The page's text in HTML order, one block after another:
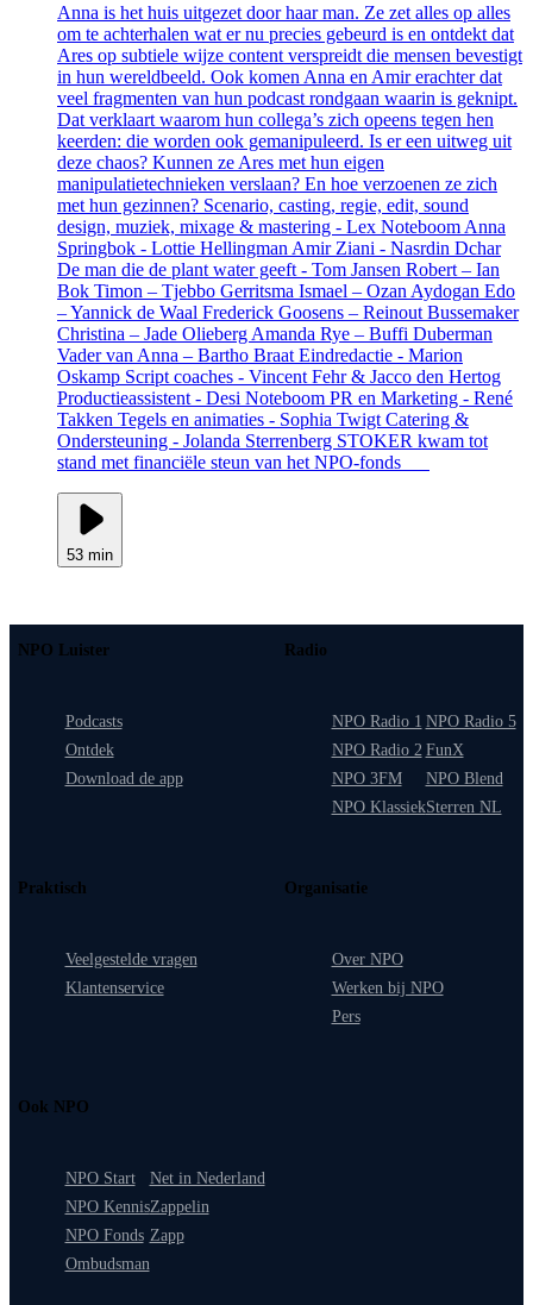
Anna is het huis uitgezet door haar man. Ze zet alles op alles
om te achterhalen wat er nu precies gebeurd is en ontdekt dat
Ares op subtiele wijze content verspreidt die mensen bevestigt
in hun wereldbeeld. Ook komen Anna en Amir erachter dat
veel fragmenten van hun podcast rondgaan waarin is geknipt.
Dat verklaart waarom hun collega’s zich opeens tegen hen
keerden: die worden ook gemanipuleerd. Is er een uitweg uit
deze chaos? Kunnen ze Ares met hun eigen
manipulatietechnieken verslaan? En hoe verzoenen ze zich
met hun gezinnen? Scenario, casting, regie, edit, sound
design, muziek, mixage & mastering - Lex Noteboom Anna
Springbok - Lottie Hellingman Amir Ziani - Nasrdin Dchar
De man die de plant water geeft - Tom Jansen Robert – Ian
Bok Timon – Tjebbo Gerritsma Ismael – Ozan Aydogan Edo
– Yannick de Waal Frederick Goosens – Reinout Bussemaker
Christina – Jade Olieberg Amanda Rye – Buffi Duberman
Vader van Anna – Bartho Braat Eindredactie - Marion
Oskamp Script coaches - Vincent Fehr & Jacco den Hertog
Productieassistent - Desi Noteboom PR en Marketing - René
Takken Tegels en animaties - Sophia Twigt Catering &
Ondersteuning - Jolanda Sterrenberg STOKER kwam tot
stand met financiële steun van het NPO-fonds
53 min
NPO Luister
Podcasts
Ontdek
Download de app
Radio
NPO Radio 1
NPO Radio 2
NPO 3FM
NPO Klassiek
NPO Radio 5
FunX
NPO Blend
Sterren NL
Praktisch
Veelgestelde vragen
Klantenservice
Organisatie
Over NPO
Werken bij NPO
Pers
Ook NPO
NPO Start
NPO Kennis
NPO Fonds
Ombudsman
Net in Nederland
Zappelin
Zapp